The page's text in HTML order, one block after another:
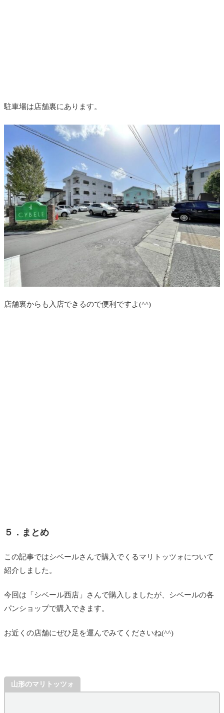
駐車場は店舗裏にあります。
店舗裏からも入店できるので便利ですよ(^^)
５．まとめ
この記事ではシベールさんで購入でくるマリトッツォについて
紹介しました。
今回は「シベール西店」さんで購入しましたが、シベールの各
パンショップで購入できます。
お近くの店舗にぜひ足を運んでみてくださいね(^^)
山形のマリトッツォ